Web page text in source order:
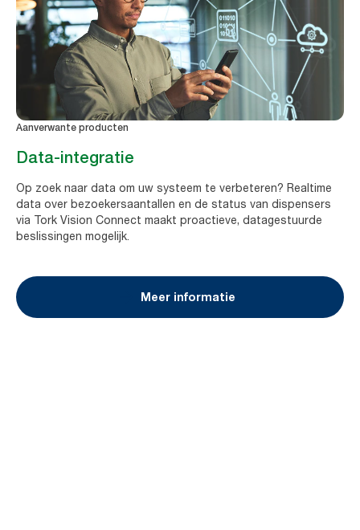
Aanverwante producten
Data-integratie
Op zoek naar data om uw systeem te verbeteren? Realtime
data over bezoekersaantallen en de status van dispensers
via Tork Vision Connect maakt proactieve, datagestuurde
beslissingen mogelijk.
Meer informatie